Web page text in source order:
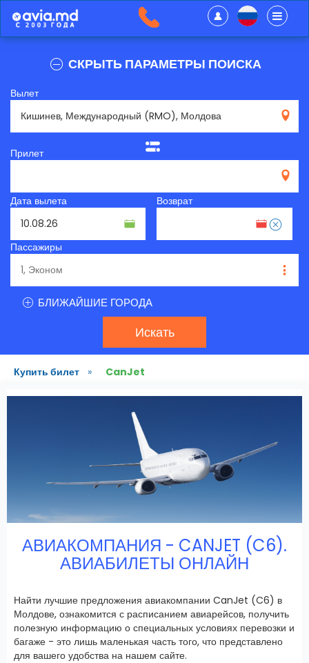
СКРЫТЬ ПАРАМЕТРЫ ПОИСКА
Вылет
Прилет
Дата вылета Возврат
Пассажиры
БЛИЖАЙШИЕ ГОРОДА
Искать
Купить билет » CanJet
АВИАКОМПАНИЯ - CANJET (C6).
АВИАБИЛЕТЫ ОНЛАЙН
Найти лучшие предложения авиакомпании CanJet (C6) в
Молдове, ознакомится с расписанием авиарейсов, получить
полезную информацию о специальных условиях перевозки и
багаже - это лишь маленькая часть того, что представлено
для вашего удобства на нашем сайте.